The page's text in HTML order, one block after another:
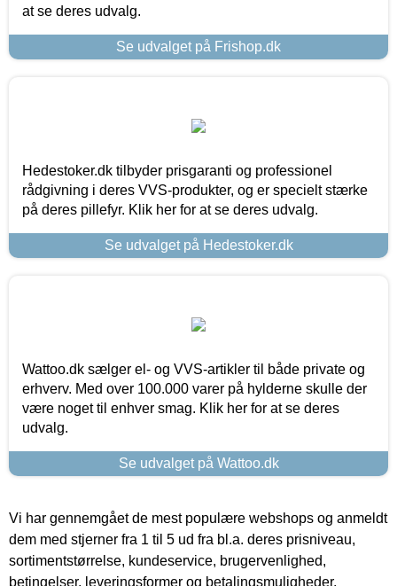
at se deres udvalg.
Se udvalget på Frishop.dk
Hedestoker.dk tilbyder prisgaranti og professionel
rådgivning i deres VVS-produkter, og er specielt stærke
på deres pillefyr. Klik her for at se deres udvalg.
Se udvalget på Hedestoker.dk
Wattoo.dk sælger el- og VVS-artikler til både private og
erhverv. Med over 100.000 varer på hylderne skulle der
være noget til enhver smag. Klik her for at se deres
udvalg.
Se udvalget på Wattoo.dk
Vi har gennemgået de mest populære webshops og anmeldt
dem med stjerner fra 1 til 5 ud fra bl.a. deres prisniveau,
sortimentstørrelse, kundeservice, brugervenlighed,
betingelser, leveringsformer og betalingsmuligheder.